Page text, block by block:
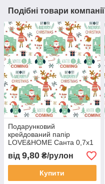
Подібні товари компанії
Подарунковий
крейдований папір
LOVE&HOME Санта 0,7х1
м 70 г/м² (1PAPPR43)
від 9,80 ₴/рулон
Купити